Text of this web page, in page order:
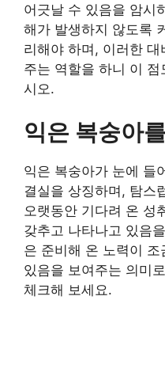
어긋날 수 있음을 암시
해가 발생하지 않도록
리해야 하며, 이러한
주는 역할을 하니 이
시오.
익은 복숭아
익은 복숭아가 눈에 들
결실을 상징하며, 탐스
오랫동안 기다려 온 성
갖추고 나타나고 있음
은 준비해 온 노력이
있음을 보여주는 의미
체크해 보세요.